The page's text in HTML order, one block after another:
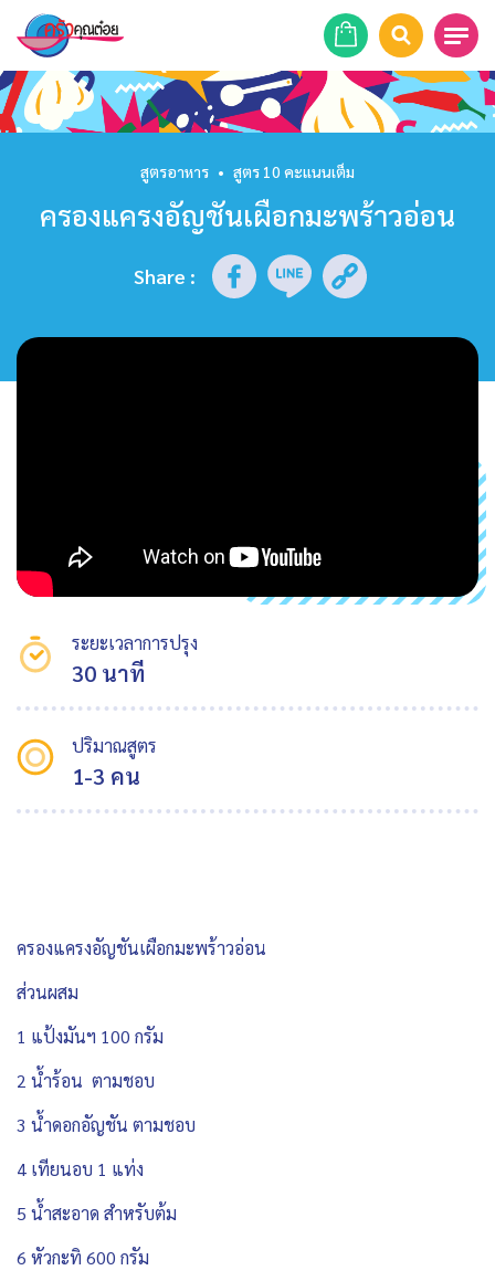
หน้าแรก
ร้านอาหาร
รายการย้อนหลัง
สูตรอาหาร • สูตร 10 คะแนนเต็ม
ครองแครงอัญชันเผือกมะพร้าวอ่อน
Share :
ระยะเวลาการปรุง
30 นาที
ปริมาณสูตร
1-3 คน
ครองแครงอัญชันเผือกมะพร้าวอ่อน
ส่วนผสม
1 แป้งมันฯ 100 กรัม
2 น้ำร้อน ตามชอบ
3 น้ำดอกอัญชัน ตามชอบ
4 เทียนอบ 1 แท่ง
5 น้ำสะอาด สำหรับต้ม
6 หัวกะทิ 600 กรัม